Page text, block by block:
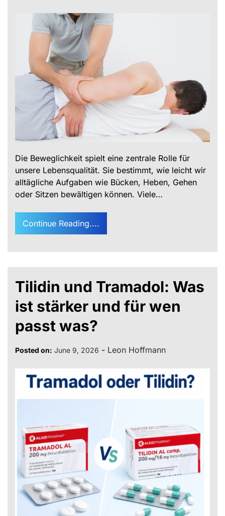
Die Beweglichkeit spielt eine zentrale Rolle für
unsere Lebensqualität. Sie bestimmt, wie leicht wir
alltägliche Aufgaben wie Bücken, Heben, Gehen
oder Sitzen bewältigen können. Viele…
Continue Reading....
Tilidin und Tramadol: Was
ist stärker und für wen
passt was?
Posted on: June 9, 2026 - Leon Hoffmann